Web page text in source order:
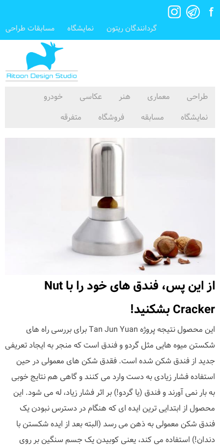
گردانندگان ریتون نمایشگاه مسابقات طراحی
طراحی معماری هنر عکاسی
خودرو
نمایشگاه
مسابقه فروشگاه متفرقه
از این پس، فندق های خود را با Nut
Cracker بشکنید!
این محصول نتیجه پروژه Tan Jun Yuan برای بررسی راه های
شکستن میوه هایی مثل گردو و فندق است که منجر به ایجاد تعریفی
جدید از فندق شکن شده است. فقدق شکن های معمولی در حین
استفاده فشار زیادی به دست وارد می کنند و گاهی هم نتایج خوبی
به بار نمی آورند و فندق (یا گردو!) بر اثر فشار زیاد، له می شود. این
محصول از ابتدایی ترین ایده ای که هنگام در دسترس نبودن یک
فندق شکن معمولی به ذهن می رسد (البته بعد از ایده شکستن با
دندان!) استفاده می کند، یعنی کوبیدن یک جسم سنگین بر روی